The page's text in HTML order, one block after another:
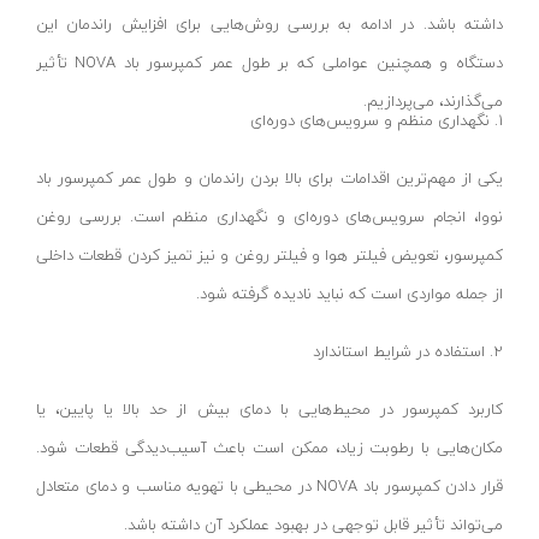
پیکور بادی
پانچ بادی
مغار بادی
چکش گل زن
قیچی
چکش بادی
اره عمودبر / اره چکشی
اره گرد بر - دیسکی
اره فلکه ای / نواری
ابزار همه کاره
سنسی-CENCI
هانسا-HANSA
مورسل-MURCELL
آلور-ALVER
رونیا-RONIA
ان پی- NP
سواتی- SWATY
امتاپ-EMTOP
دایلو-DYLLU
داسکوا-DASQUA
داشته باشد. در ادامه به بررسی روش‌هایی برای افزایش راندمان این
دستگاه و همچنین عواملی که بر طول عمر کمپرسور باد NOVA تأثیر
می‌گذارند، می‌پردازیم.
1. نگهداری منظم و سرویس‌های دوره‌ای
یکی از مهم‌ترین اقدامات برای بالا بردن راندمان و طول عمر کمپرسور باد
نووا، انجام سرویس‌های دوره‌ای و نگهداری منظم است. بررسی روغن
کمپرسور، تعویض فیلتر هوا و فیلتر روغن و نیز تمیز کردن قطعات داخلی
از جمله مواردی است که نباید نادیده گرفته شود.
2. استفاده در شرایط استاندارد
کاربرد کمپرسور در محیط‌هایی با دمای بیش از حد بالا یا پایین، یا
مکان‌هایی با رطوبت زیاد، ممکن است باعث آسیب‌دیدگی قطعات شود.
قرار دادن کمپرسور باد NOVA در محیطی با تهویه مناسب و دمای متعادل
می‌تواند تأثیر قابل توجهی در بهبود عملکرد آن داشته باشد.